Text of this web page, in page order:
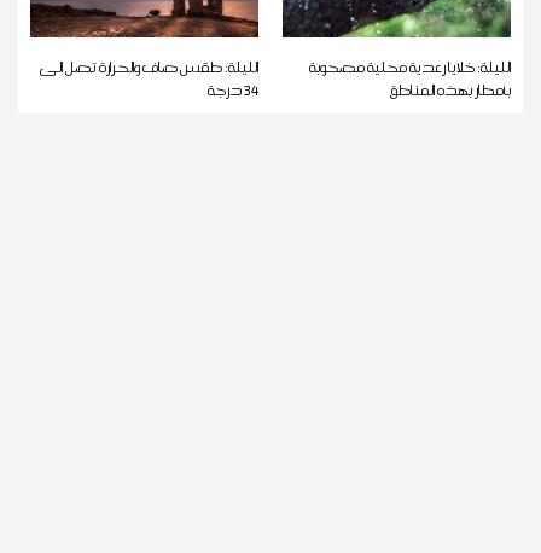
الليلة: خلايا رعدية محلية مصحوبة
بأمطار بهذه المناطق
الليلة: طقس صاف والحرارة تصل إلى
34 درجة